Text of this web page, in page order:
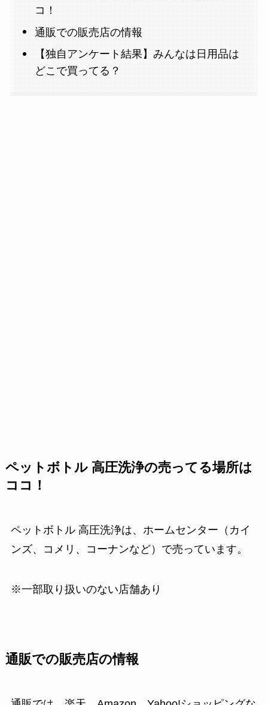
コ！
通販での販売店の情報
【独自アンケート結果】みんなは日用品は
どこで買ってる？
ペットボトル 高圧洗浄の売ってる場所は
ココ！
ペットボトル 高圧洗浄は、ホームセンター（カイ
ンズ、コメリ、コーナンなど）で売っています。
※一部取り扱いのない店舗あり
通販での販売店の情報